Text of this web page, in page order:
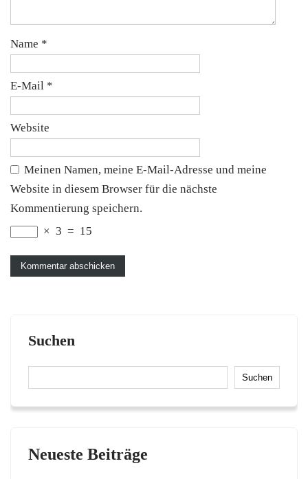
Name *
E-Mail *
Website
Meinen Namen, meine E-Mail-Adresse und meine
Website in diesem Browser für die nächste
Kommentierung speichern.
× 3 = 15
Suchen
Suchen
Neueste Beiträge